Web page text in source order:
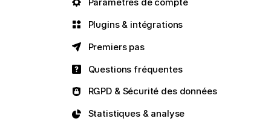
Paramètres de compte
Plugins & intégrations
Premiers pas
Questions fréquentes
RGPD & Sécurité des données
Statistiques & analyse